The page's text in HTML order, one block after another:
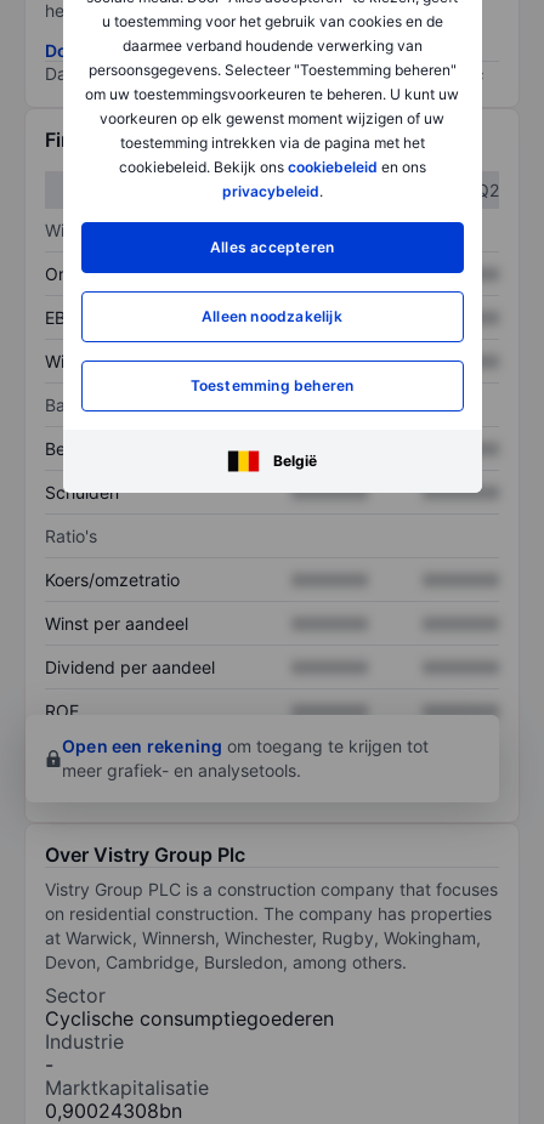
u toestemming voor het gebruik van cookies en de
daarmee verband houdende verwerking van
persoonsgegevens. Selecteer "Toestemming beheren"
om uw toestemmingsvoorkeuren te beheren. U kunt uw
voorkeuren op elk gewenst moment wijzigen of uw
toestemming intrekken via de pagina met het
cookiebeleid. Bekijk ons cookiebeleid en ons
privacybeleid.
Alles accepteren
Alleen noodzakelijk
Toestemming beheren
België
het grootste risico).
Download de ESG-risicomethodologie
Data provided by
/
Financiële gegevens
Q2
Winst/verlies
Omzet XXXXXXX XXXXXXX
EBITDA XXXXXXX
Winst XXXXXXX XXXXXXX
Balans
Bezittingen
Schulden XXXXXXX XXXXXXX
Ratio's
Koers/omzetratio
Winst per aandeel
Dividend per aandeel
ROE XXXXXXX
XXXXXXX
Open een rekening om toegang te krijgen tot
meer grafiek- en analysetools.
Over Vistry Group Plc
Vistry Group PLC is a construction company that focuses
on residential construction. The company has properties
at Warwick, Winnersh, Winchester, Rugby, Wokingham,
Devon, Cambridge, Bursledon, among others.
Sector
Cyclische consumptiegoederen
Industrie
-
Marktkapitalisatie
0,90024308bn